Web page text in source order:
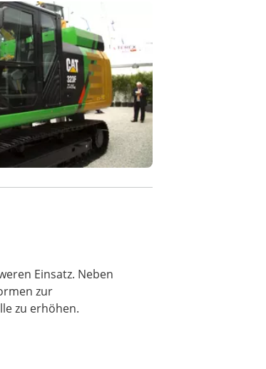
Einsatz. Neben
zur
zu erhöhen.